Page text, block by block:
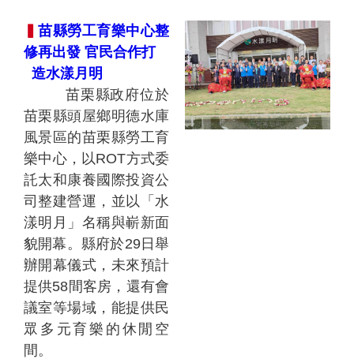
苗縣勞工育樂中心整
修再出發 官民合作打
造水漾月明
苗栗縣政府位於
苗栗縣頭屋鄉明德水庫
風景區的苗栗縣勞工育
樂中心，以ROT方式委
託太和康養國際投資公
司整建營運，並以「水
漾明月」名稱與嶄新面
貌開幕。縣府於29日舉
辦開幕儀式，未來預計
提供58間客房，還有會
議室等場域，能提供民
眾多元育樂的休閒空
間。